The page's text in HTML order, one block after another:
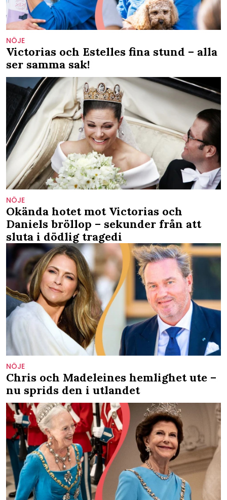
NÖJE
Victorias och Estelles fina stund – alla
ser samma sak!
NÖJE
Okända hotet mot Victorias och
Daniels bröllop – sekunder från att
sluta i dödlig tragedi
NÖJE
Chris och Madeleines hemlighet ute –
nu sprids den i utlandet